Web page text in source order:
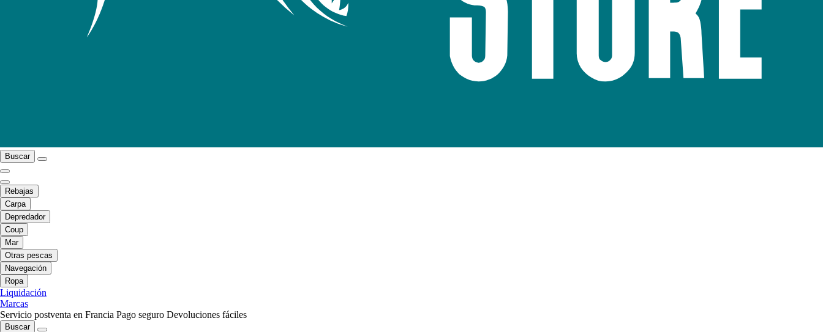
Buscar
Rebajas
Carpa
Depredador
Coup
Mar
Otras pescas
Navegación
Ropa
Liquidación
Marcas
Servicio postventa en Francia Pago seguro Devoluciones fáciles
Buscar